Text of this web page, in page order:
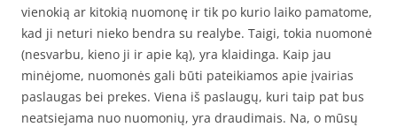
vienokią ar kitokią nuomonę ir tik po kurio laiko pamatome,
kad ji neturi nieko bendra su realybe. Taigi, tokia nuomonė
(nesvarbu, kieno ji ir apie ką), yra klaidinga. Kaip jau
minėjome, nuomonės gali būti pateikiamos apie įvairias
paslaugas bei prekes. Viena iš paslaugų, kuri taip pat bus
neatsiejama nuo nuomonių, yra draudimais. Na, o mūsų